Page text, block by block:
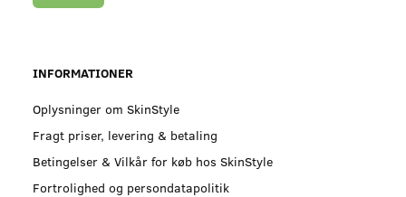
INFORMATIONER
Oplysninger om SkinStyle
Fragt priser, levering & betaling
Betingelser & Vilkår for køb hos SkinStyle
Fortrolighed og persondatapolitik